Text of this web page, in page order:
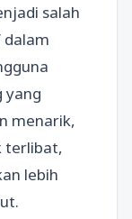
salah
yang
menarik,
terlibat,
lebih